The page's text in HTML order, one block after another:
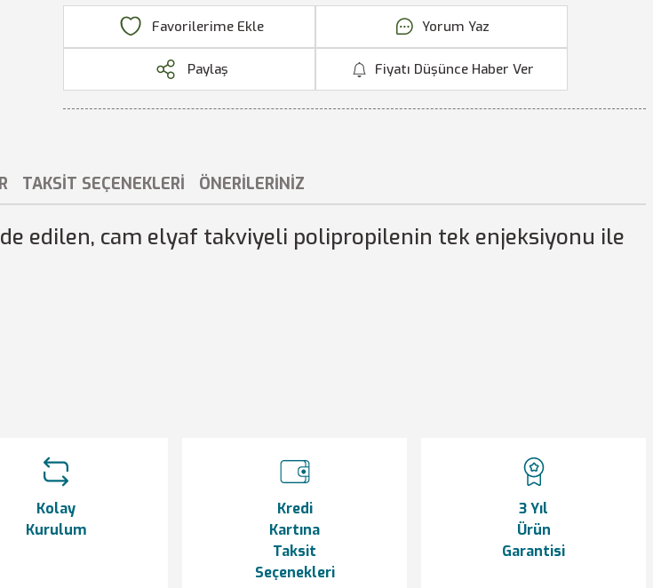
Yorum Yaz
Paylaş Fiyatı Düşünce Haber Ver
TAKSIT SEÇENEKLERI ÖNERILERINIZ
edilen, cam elyaf takviyeli polipropilenin tek enjeksiyonu ile
Kolay
Kurulum
Kredi
Kartına
Taksit
Seçenekleri
3 Yıl
Ürün
Garantisi